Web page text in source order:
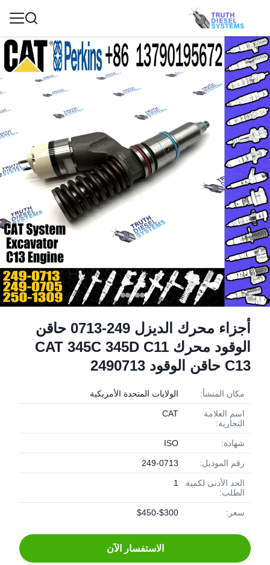
أجزاء محرك الديزل 249-0713 حاقن
الوقود محرك CAT 345C 345D C11
C13 حاقن الوقود 2490713
مكان المنشأ: الولايات المتحدة الأمريكية
اسم العلامة
التجارية:
CAT
شهادة: ISO
رقم الموديل: 249-0713
الحد الأدنى لكمية
الطلب:
1
سعر: $300-$450
الاستفسار الآن